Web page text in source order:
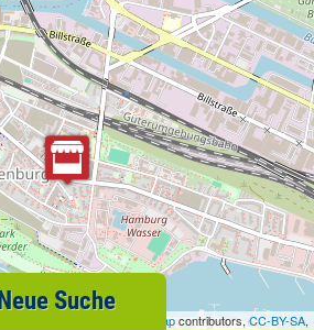
OpenStreetMapcontributors,CC-BY-SA,
Neue Suche